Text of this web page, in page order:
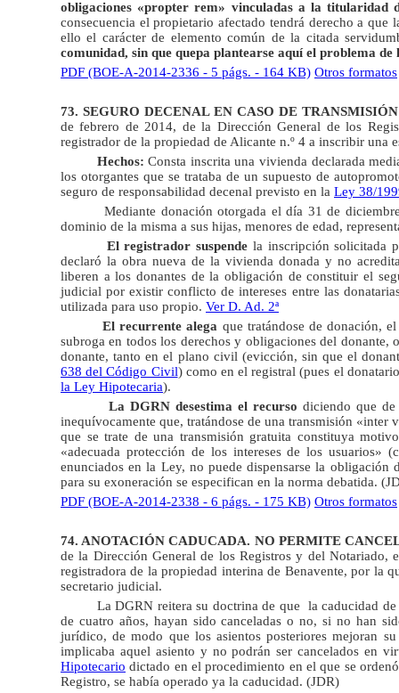
obligaciones «propter rem» vinculadas a la titularidad
consecuencia el propietario afectado tendrá derecho a
ello el carácter de elemento común de la citada
comunidad, sin que quepa plantearse aquí el problema
PDF (BOE-A-2014-2336 - 5 págs. - 164 KB) Otros formatos
73. SEGURO DECENAL EN CASO DE
de febrero de 2014, de la Dirección General de los
registrador de la propiedad de Alicante n.º 4 a inscribir una
Hechos: Consta inscrita una vivienda declarada
los otorgantes que se trataba de un supuesto de
seguro de responsabilidad decenal previsto en la Ley 38/
Mediante donación otorgada el día 31 de
dominio de la misma a sus hijas, menores de edad,
El registrador suspende la inscripción solicitada
declaró la obra nueva de la vivienda donada y no
liberen a los donantes de la obligación de constituir el
judicial por existir conflicto de intereses entre las
utilizada para uso propio. Ver D. Ad. 2ª
El recurrente alega que tratándose de donación,
subroga en todos los derechos y obligaciones del
donante, tanto en el plano civil (evicción, sin que el
638 del Código Civil) como en el registral (pues el
la Ley Hipotecaria).
La DGRN desestima el recurso diciendo que
inequívocamente que, tratándose de una transmisión
que se trate de una transmisión gratuita constituya
«adecuada protección de los intereses de los
enunciados en la Ley, no puede dispensarse la
para su exoneración se especifican en la norma debatida.
PDF (BOE-A-2014-2338 - 6 págs. - 175 KB) Otros formatos
74. ANOTACIÓN CADUCADA. NO PERMITE
de la Dirección General de los Registros y del Notariado,
registradora de la propiedad interina de Benavente, por la
secretario judicial.
La DGRN reitera su doctrina de que  la caducidad
de cuatro años, hayan sido canceladas o no, si no han
jurídico, de modo que los asientos posteriores mejoran
implicaba aquel asiento y no podrán ser cancelados en
Hipotecario dictado en el procedimiento en el que se
Registro, se había operado ya la caducidad. (JDR)